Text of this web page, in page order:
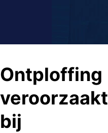
Ontploffing
veroorzaakt
bij